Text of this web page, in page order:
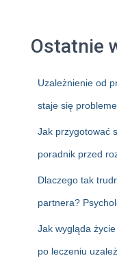
Ostatnie
Uzależnienie od
staje się
Jak przygotować
poradnik przed
Dlaczego tak
partnera?
Jak wygląda
po leczeniu